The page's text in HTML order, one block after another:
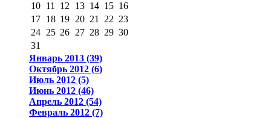
10 11 12 13 14 15 16
17 18 19 20 21 22 23
24 25 26 27 28 29 30
31
Январь 2013 (39)
Октябрь 2012 (6)
Июль 2012 (5)
Июнь 2012 (46)
Апрель 2012 (54)
Февраль 2012 (7)